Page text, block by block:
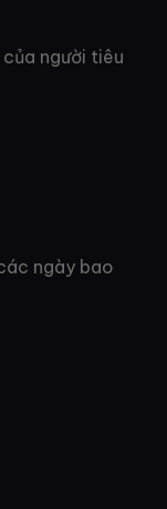
người tiêu
ngày bao